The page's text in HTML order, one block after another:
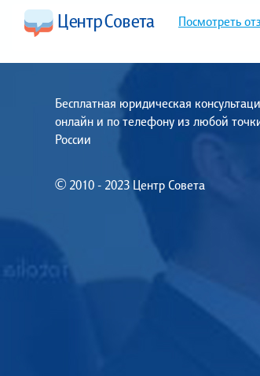
Посмотреть
Бесплатная юридическая
онлайн и по телефону из любой
России
© 2010 - 2023 Центр Совета